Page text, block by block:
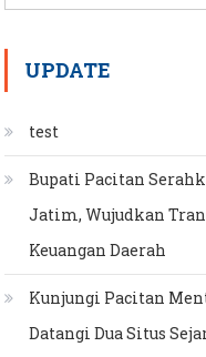
UPDATE
test
Bupati Pacitan
Jatim, Wujudkan
Keuangan Daerah
Kunjungi Pacitan
Datangi Dua Situs